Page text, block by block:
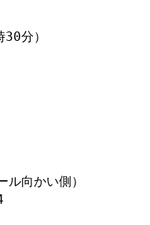
分）
向かい側）